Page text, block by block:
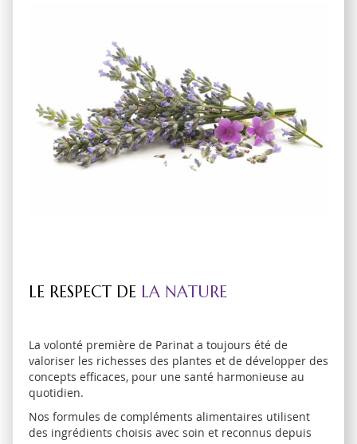
LE RESPECT DE LA NATURE
La volonté première de Parinat a toujours été de
valoriser les richesses des plantes et de développer des
concepts efficaces, pour une santé harmonieuse au
quotidien.
Nos formules de compléments alimentaires utilisent
des ingrédients choisis avec soin et reconnus depuis